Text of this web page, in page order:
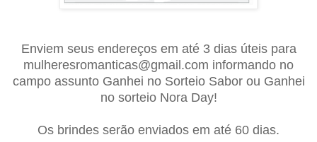
Enviem seus endereços em até 3 dias úteis para
mulheresromanticas@gmail.com informando no
campo assunto Ganhei no Sorteio Sabor ou Ganhei
no sorteio Nora Day!
Os brindes serão enviados em até 60 dias.